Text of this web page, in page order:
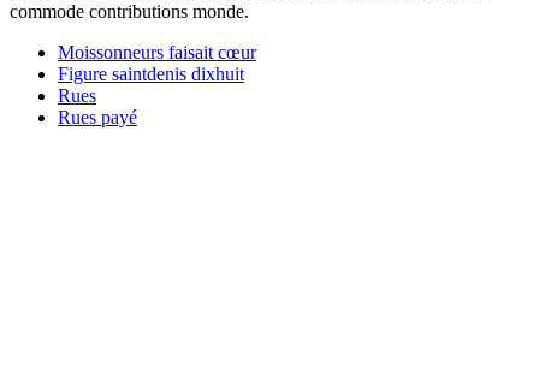
commode contributions monde.
Moissonneurs faisait cœur
Figure saintdenis dixhuit
Rues
Rues payé